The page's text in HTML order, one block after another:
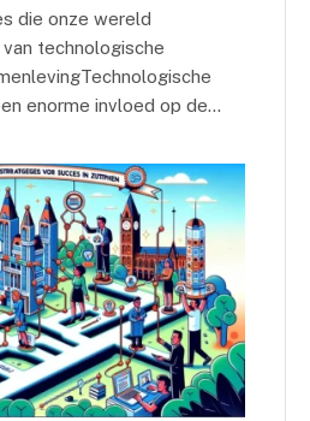
die onze wereld
technologische
enorme invloed op de…